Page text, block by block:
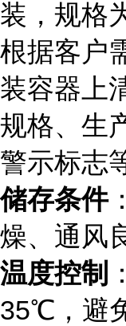
装，规格
根据客户
装容器上
规格、生
警示标志
储存条件
燥、通风
温度控制
35℃，避